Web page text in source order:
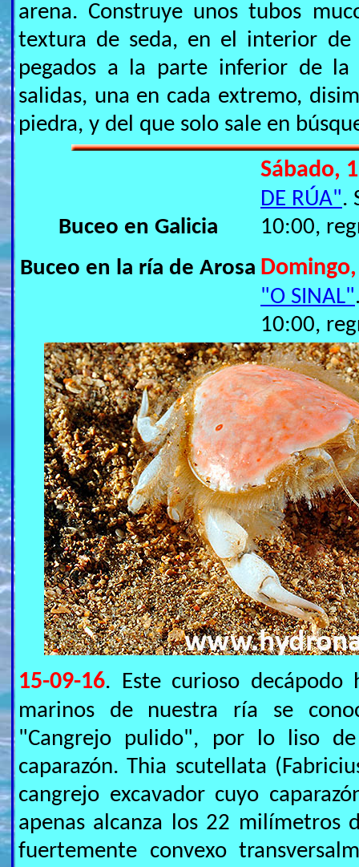
arena. Construye unos tubos
textura de seda, en el interior de
pegados a la parte inferior de la
salidas, una en cada extremo,
piedra, y del que solo sale en
Buceo en Galicia
Buceo en la ría de Arosa
Sábado,
DE RÚA".
10:00,
"O SINAL"
10:00,
15-09-16. Este curioso
marinos de nuestra ría se
"Cangrejo pulido", por lo liso
caparazón. Thia scutellata
cangrejo excavador cuyo
apenas alcanza los 22 milímetros
fuertemente convexo